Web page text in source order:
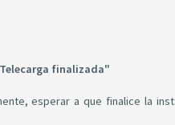
finalizada"
esperar a que finalice la